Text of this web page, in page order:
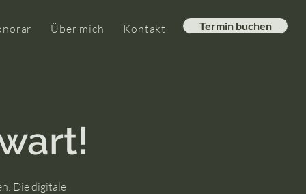
Über mich Kontakt Termin buchen
Die digitale